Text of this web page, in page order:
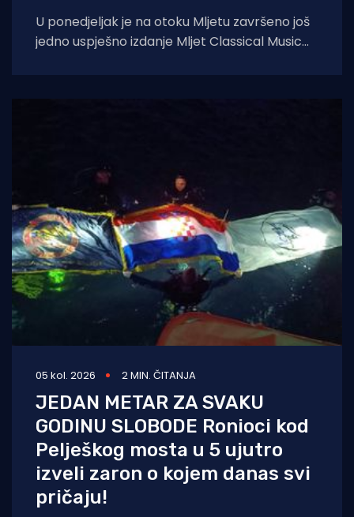
U ponedjeljak je na otoku Mljetu završeno još
jedno uspješno izdanje Mljet Classical Music
05 kol. 2026 2 MIN. ČITANJA
JEDAN METAR ZA SVAKU
GODINU SLOBODE Ronioci kod
Pelješkog mosta u 5 ujutro
izveli zaron o kojem danas svi
pričaju!